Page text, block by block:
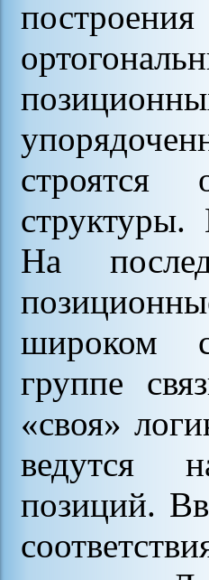
строятся
структуры.
На
широком
группе
«своя»
ведутся
позиций.